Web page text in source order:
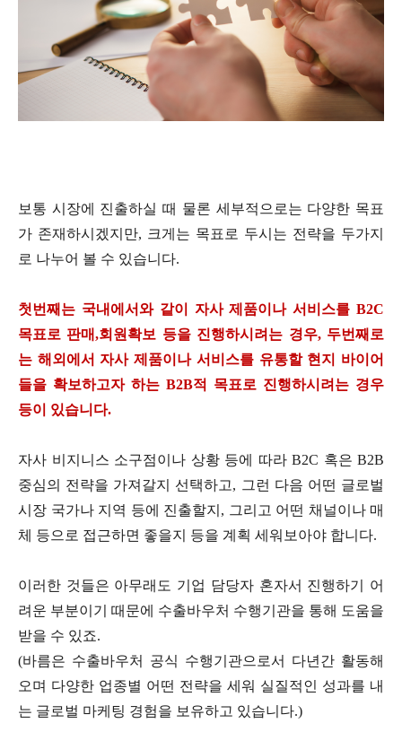
보통 시장에 진출하실 때 물론 세부적으로는 다양한 목표
가 존재하시겠지만, 크게는 목표로 두시는 전략을 두가지
로 나누어 볼 수 있습니다.
첫번째는 국내에서와 같이 자사 제품이나 서비스를 B2C
목표로 판매,회원확보 등을 진행하시려는 경우, 두번째로
는 해외에서 자사 제품이나 서비스를 유통할 현지 바이어
들을 확보하고자 하는 B2B적 목표로 진행하시려는 경우
등이 있습니다.
자사 비지니스 소구점이나 상황 등에 따라B2C 혹은 B2B
중심의 전략을 가져갈지 선택하고, 그런 다음 어떤 글로벌
시장 국가나 지역 등에 진출할지 , 그리고 어떤 채널이나 매
체 등으로 접근하면 좋을지 등을 계획 세워보아야 합니다.
이러한 것들은 아무래도 기업 담당자 혼자서 진행하기 어
려운 부분이기 때문에 수출바우처 수행기관을 통해 도움을
받을 수 있죠.
(바름은 수출바우처 공식 수행기관으로서 다년간 활동해
오며 다양한 업종별 어떤 전략을 세워 실질적인 성과를 내
는 글로벌 마케팅 경험을 보유하고 있습니다.)